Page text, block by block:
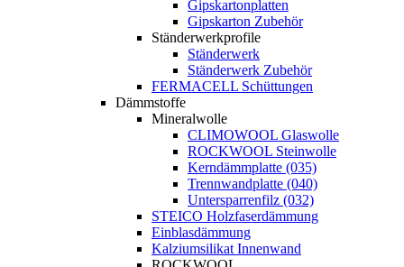
Gipskartonplatten
Gipskarton Zubehör
Ständerwerkprofile
Ständerwerk
Ständerwerk Zubehör
FERMACELL Schüttungen
Dämmstoffe
Mineralwolle
CLIMOWOOL Glaswolle
ROCKWOOL Steinwolle
Kerndämmplatte (035)
Trennwandplatte (040)
Untersparrenfilz (032)
STEICO Holzfaserdämmung
Einblasdämmung
Kalziumsilikat Innenwand